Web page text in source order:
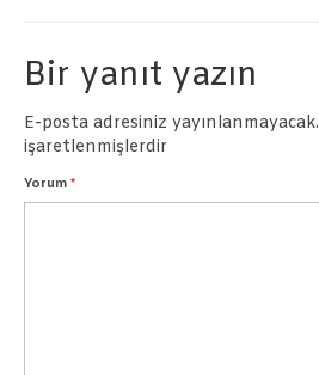
Bir yanıt yazın
E-posta adresiniz yayınlanmayacak.
işaretlenmişlerdir
Yorum *